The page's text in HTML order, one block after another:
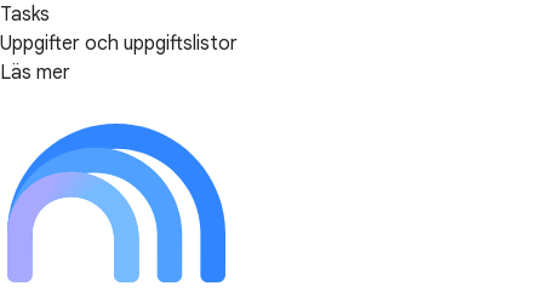
Tasks
Uppgifter och uppgiftslistor
Läs mer